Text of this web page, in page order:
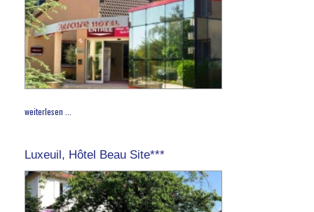
weiterlesen ...
Luxeuil, Hôtel Beau Site***